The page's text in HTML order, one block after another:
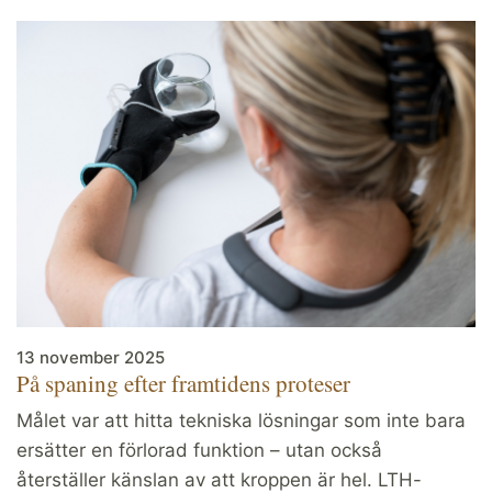
13 november 2025
På spaning efter framtidens proteser
Målet var att hitta tekniska lösningar som inte bara
ersätter en förlorad funktion – utan också
återställer känslan av att kroppen är hel. LTH-